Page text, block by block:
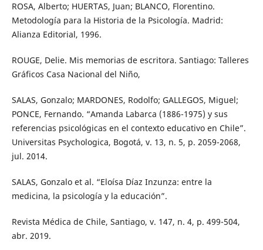
ROSA, Alberto; HUERTAS, Juan; BLANCO, Florentino.
Metodología para la Historia de la Psicología. Madrid:
Alianza Editorial, 1996.
ROUGE, Delie. Mis memorias de escritora. Santiago: Talleres
Gráficos Casa Nacional del Niño,
SALAS, Gonzalo; MARDONES, Rodolfo; GALLEGOS, Miguel;
PONCE, Fernando. “Amanda Labarca (1886-1975) y sus
referencias psicológicas en el contexto educativo en Chile”.
Universitas Psychologica, Bogotá, v. 13, n. 5, p. 2059-2068,
jul. 2014.
SALAS, Gonzalo et al. “Eloísa Díaz Inzunza: entre la
medicina, la psicología y la educación”.
Revista Médica de Chile, Santiago, v. 147, n. 4, p. 499-504,
abr. 2019.